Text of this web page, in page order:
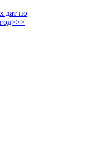
дат по